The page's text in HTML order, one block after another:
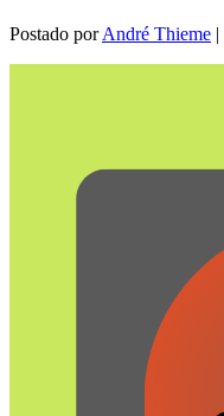
Postado porAndré Thieme |